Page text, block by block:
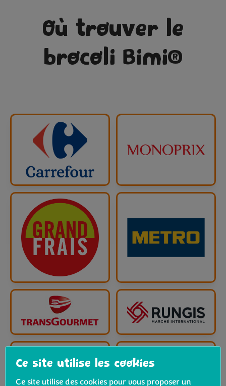
Où trouver le
brocoli Bimi®
Ce site utilise les cookies
Ce site utilise des cookies pour vous proposer un